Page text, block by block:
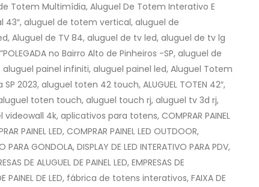
Totem Multimídia, Aluguel De Totem Interativo E
aluguel de totem vertical, aluguel de
Aluguel de TV 84, aluguel de tv led, aluguel de tv lg
no Bairro‎ Alto de Pinheiros‎ -SP, aluguel de
aluguel painel infiniti, aluguel painel led, Aluguel Totem
2023, aluguel toten 42 touch, ALUGUEL TOTEN 42″,
aluguel toten touch, aluguel touch rj, aluguel tv 3d rj,
4k, aplicativos para totens, COMPRAR PAINEL
PAINEL LED, COMPRAR PAINEL LED OUTDOOR,
GONDOLA, DISPLAY DE LED INTERATIVO PARA PDV,
DE ALUGUEL DE PAINEL LED, EMPRESAS DE
DE PAINEL DE LED, fábrica de totens interativos, FAIXA DE